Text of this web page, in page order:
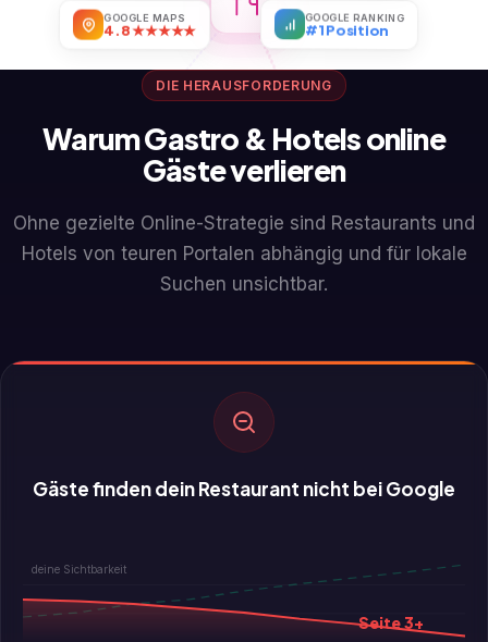
#1 Position
4.8 ★★★★★
DIE HERAUSFORDERUNG
Warum Gastro & Hotels online
Gäste verlieren
Ohne gezielte Online-Strategie sind Restaurants und
Hotels von teuren Portalen abhängig und für lokale
Suchen unsichtbar.
Gäste finden dein Restaurant nicht bei Google
deine Sichtbarkeit
Seite 3+